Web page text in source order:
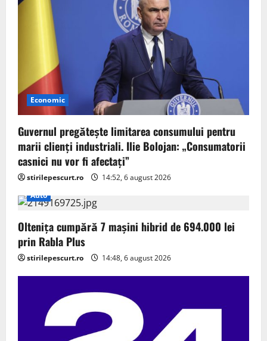
Economic
Guvernul pregătește limitarea consumului pentru
marii clienți industriali. Ilie Bolojan: „Consumatorii
casnici nu vor fi afectați”
stirilepescurt.ro
14:52, 6 august 2026
Auto
Oltenița cumpără 7 mașini hibrid de 694.000 lei
prin Rabla Plus
stirilepescurt.ro 14:48, 6 august 2026